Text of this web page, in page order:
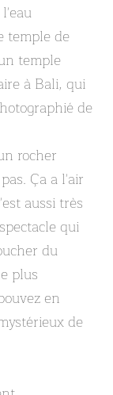
temple de
temple
à Bali, qui
de
rocher
Ça a l'air
aussi très
qui
du
plus
en
de